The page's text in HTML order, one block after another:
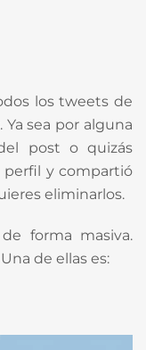
los tweets de
Ya sea por alguna
post o quizás
y compartió
eliminarlos.
forma masiva.
de ellas es: